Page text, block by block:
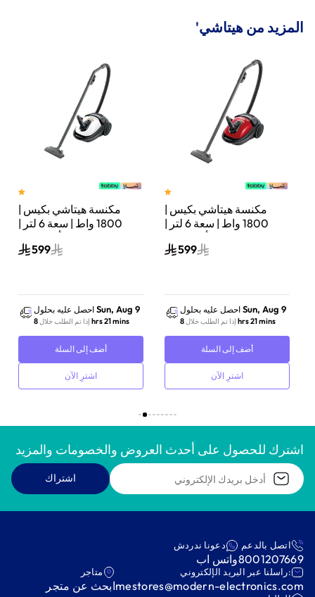
المزيد من هيتاشي'
مكنسة هيتاشي بكيس |
1800 واط | سعة 6 لتر |
599
احصل عليه بحلول Sun, Aug 9
إذا تم الطلب خلال 8 hrs 21 mins
أضف إلى السلة
اشترِ الآن
مكنسة هيتاشي بكيس |
1800 واط | سعة 6 لتر |
599
احصل عليه بحلول Sun, Aug 9
إذا تم الطلب خلال 8 hrs 21 mins
أضف إلى السلة
اشترِ الآن
اشترك للحصول على أحدث العروض والخصومات والمزيد
اشتراك
اتصل بالدعم
8001207669
دعونا ندردش
واتس اب
:راسلنا عبر البريد الإلكتروني
mestores@modern-electronics.com
متاجر
ابحث عن متجر